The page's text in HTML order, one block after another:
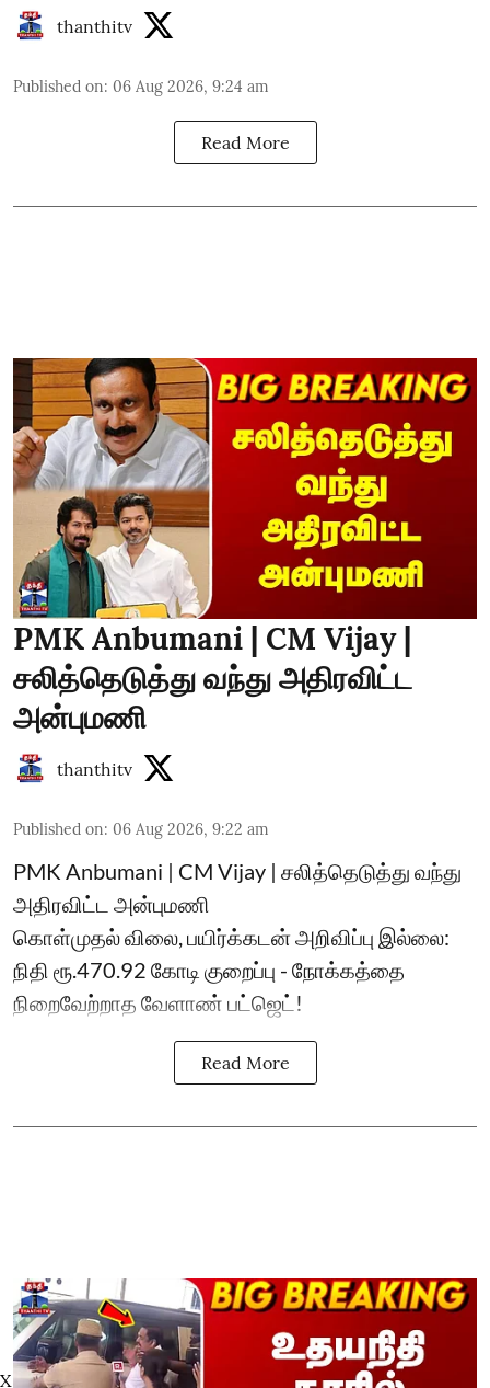
thanthitv
Published on: 06 Aug 2026, 9:24 am
Read More
PMK Anbumani | CM Vijay |
சலித்தெடுத்து வந்து அதிரவிட்ட
அன்புமணி
thanthitv
Published on: 06 Aug 2026, 9:22 am
PMK Anbumani | CM Vijay | சலித்தெடுத்து வந்து
அதிரவிட்ட அன்புமணி
கொள்முதல் விலை, பயிர்க்கடன் அறிவிப்பு இல்லை:
நிதி ரூ.470.92 கோடி குறைப்பு - நோக்கத்தை
நிறைவேற்றாத வேளாண் பட்ஜெட்!
Read More
X